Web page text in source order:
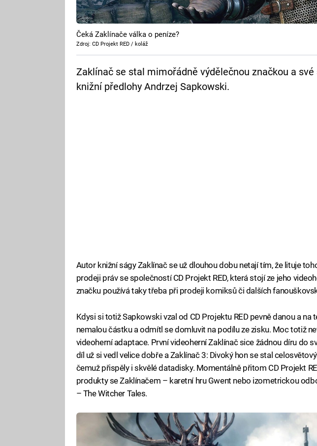
Čeká Zaklínače válka o peníze?
Zdroj: CD Projekt RED / koláž
Zaklínač se stal mimořádně výdělečnou značkou a
knižní předlohy Andrzej Sapkowski.
Autor knižní ságy Zaklínač se už dlouhou dobu netají tím, že lituje
prodeji práv se společností CD Projekt RED, která stojí ze jeho
značku používá taky třeba při prodeji komiksů či dalších
Kdysi si totiž Sapkowski vzal od CD Projektu RED pevně danou a na
nemalou částku a odmítl se domluvit na podílu ze zisku. Moc totiž
videoherní adaptace. První videoherní Zaklínač sice žádnou díru do
díl už si vedl velice dobře a Zaklínač 3: Divoký hon se stal
čemuž přispěly i skvělé datadisky. Momentálně přitom CD Projekt
produkty se Zaklínačem – karetní hru Gwent nebo izometrickou
– The Witcher Tales.